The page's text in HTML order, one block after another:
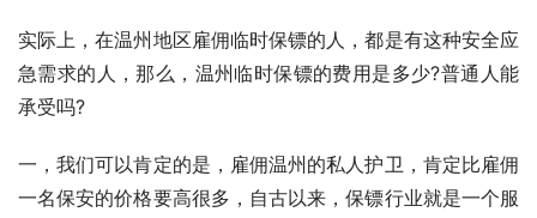
实际上，在温州地区雇佣临时保镖的人，都是有这种安全应
急需求的人，那么，温州临时保镖的费用是多少?普通人能
承受吗?
一，我们可以肯定的是，雇佣温州的私人护卫，肯定比雇佣
一名保安的价格要高很多，自古以来，保镖行业就是一个服